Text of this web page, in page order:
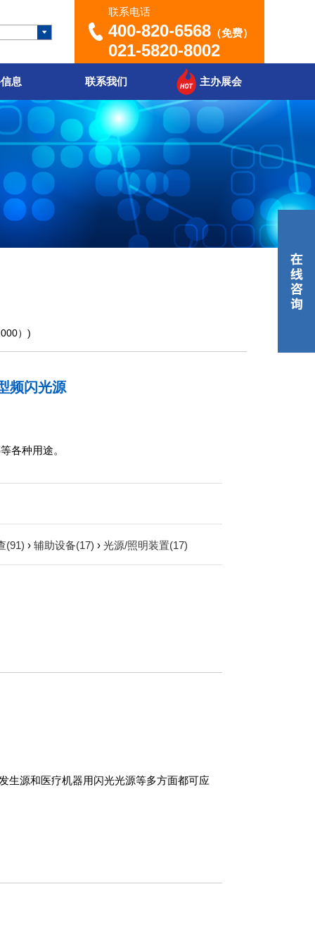
联系电话
400-820-6568 （免费）
021-5820-8002
息 联系我们 主办展会
）)
频闪光源
各种用途。
(91) › 辅助设备(17) › 光源/照明装置(17)
生源和医疗机器用闪光光源等多方面都可应